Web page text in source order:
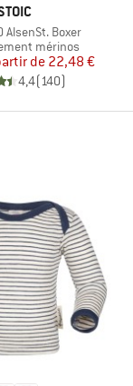
AlsenSt. Boxer
mérinos
Prix
Prix réduit
de 22,48 €
4,4(140)